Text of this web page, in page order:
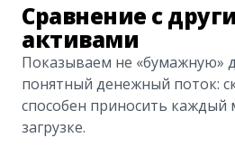
Сравнение с
активами
Показываем не «бумажную»
понятный денежный поток:
способен приносить каждый
загрузке.